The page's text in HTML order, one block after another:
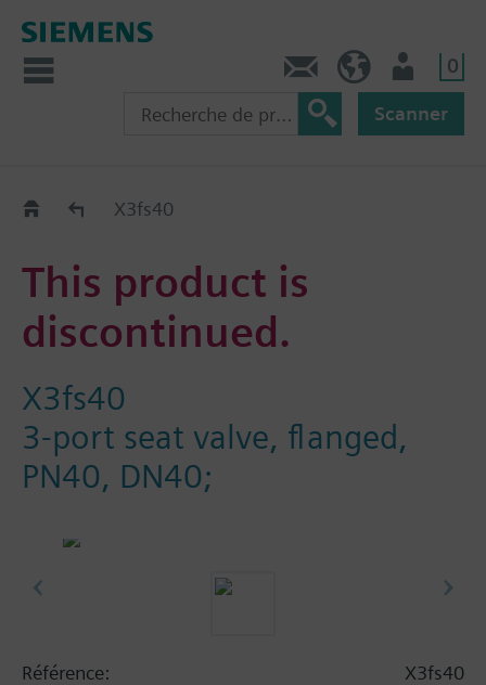
0
Scanner
Old2NewX3fs40
This product is
discontinued.
X3fs40
3-port seat valve, flanged,
PN40, DN40;
Référence:
X3fs40